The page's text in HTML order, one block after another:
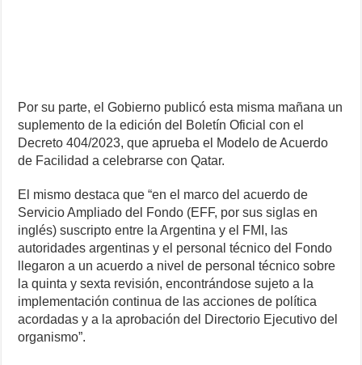
Por su parte, el Gobierno publicó esta misma mañana un
suplemento de la edición del Boletín Oficial con el
Decreto 404/2023, que aprueba el Modelo de Acuerdo
de Facilidad a celebrarse con Qatar.
El mismo destaca que “en el marco del acuerdo de
Servicio Ampliado del Fondo (EFF, por sus siglas en
inglés) suscripto entre la Argentina y el FMI, las
autoridades argentinas y el personal técnico del Fondo
llegaron a un acuerdo a nivel de personal técnico sobre
la quinta y sexta revisión, encontrándose sujeto a la
implementación continua de las acciones de política
acordadas y a la aprobación del Directorio Ejecutivo del
organismo”.